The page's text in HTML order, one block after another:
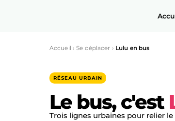
Accueil ›Se déplacer › Lulu en bus
RÉSEAU URBAIN
Le bus, c'est
Trois lignes urbaines pour relier